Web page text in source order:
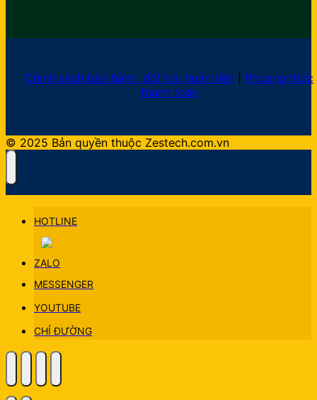
Chính sách bảo hành, đổi trả, hoàn tiền
Phương thức
thanh toán
© 2025 Bản quyền thuộc Zestech.com.vn
HOTLINE
ZALO
MESSENGER
YOUTUBE
CHỈ ĐƯỜNG